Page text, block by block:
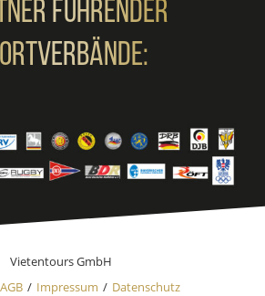
Führender
Vietentours GmbH
AGB Impressum Datenschutz